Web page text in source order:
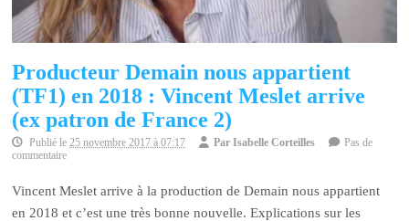
Producteur Demain nous appartient
(TF1) en 2018 : Vincent Meslet arrive
(ex patron de France 2)
Publié le25 novembre 2017 à 07:17 ParIsabelle Corteilles
Pas de
commentaire
Vincent Meslet arrive à la production de Demain nous appartient
en 2018 et c’est une très bonne nouvelle. Explications sur les